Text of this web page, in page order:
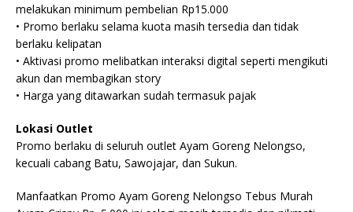
melakukan minimum pembelian Rp15.000
• Promo berlaku selama kuota masih tersedia dan tidak
berlaku kelipatan
• Aktivasi promo melibatkan interaksi digital seperti mengikuti
akun dan membagikan story
• Harga yang ditawarkan sudah termasuk pajak
Lokasi Outlet
Promo berlaku di seluruh outlet Ayam Goreng Nelongso,
kecuali cabang Batu, Sawojajar, dan Sukun.
Manfaatkan Promo Ayam Goreng Nelongso Tebus Murah